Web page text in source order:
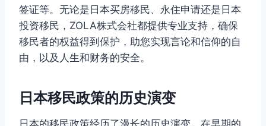
签证等。无论是日本买房移民、永住申请还是日本
投资移民，ZOLA株式会社都提供专业支持，确保
移民者的权益得到保护，助您实现言论和信仰的自
由，以及人生和财务的安全。
日本移民政策的历史演变
日本的移民政策经历了漫长的历史演变。在早期的